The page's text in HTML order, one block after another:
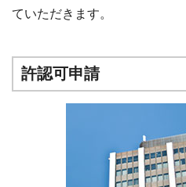
ていただきます。
許認可申請